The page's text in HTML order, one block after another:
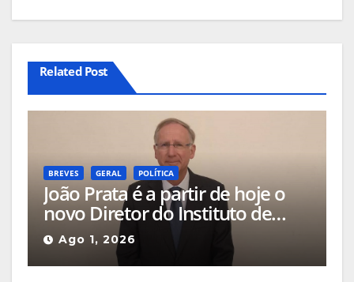
Related Post
BREVES GERAL POLÍTICA
João Prata é a partir de hoje o
novo Diretor do Instituto de
Emprego e Formação
Profissional da Guarda
Ago 1, 2026